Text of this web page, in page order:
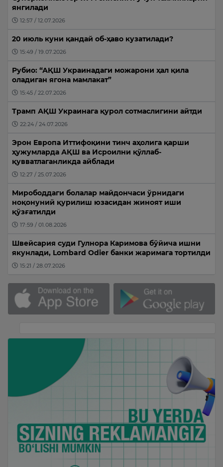
янгилади
12:57 / 12.07.2026
20 июль куни қандай об-ҳаво кузатилади?
15:49 / 19.07.2026
Рубио: “АҚШ Украинадаги можарони ҳал қила
оладиган ягона мамлакат”
15:45 / 22.07.2026
Трамп АҚШ Украинага қурол сотмаслигини айтди
22:24 / 24.07.2026
Эрон Европа Иттифоқини тинч аҳолига қарши
ҳужумларда АҚШ ва Исроилни қўллаб-
қувватлаганликда айблади
12:27 / 25.07.2026
Мирободдаги болалар майдончаси ўрнидаги
ноқонуний қурилиш юзасидан жиноят иши
қўзғатилди
17:59 / 01.08.2026
Швейсария суди Гулнора Каримова бўйича ишни
якунлади, Lombard Odier банки жаримага тортилди
15:21 / 28.07.2026